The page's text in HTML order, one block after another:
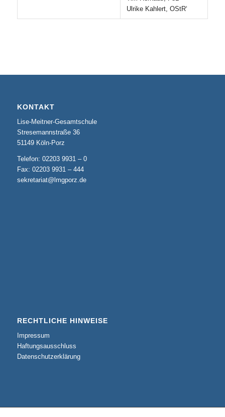
Ulrike Kahlert, OStR‘
KONTAKT
Lise-Meitner-Gesamtschule
Stresemannstraße 36
51149 Köln-Porz
Telefon: 02203 9931 – 0
Fax: 02203 9931 – 444
sekretariat@lmgporz.de
RECHTLICHE HINWEISE
Impressum
Haftungsausschluss
Datenschutzerklärung